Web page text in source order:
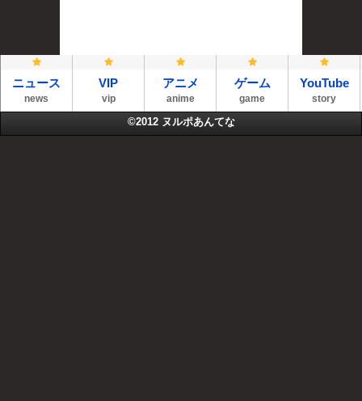
ニュース
news
VIP
vip
アニメ
anime
ゲーム
game
YouTube
story
©2012 ヌルポあんてな